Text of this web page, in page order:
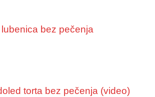
lubenica bez pečenja
torta bez pečenja (video)